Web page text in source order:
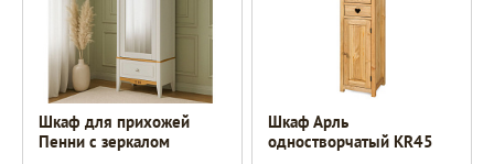
Шкаф для прихожей
Пенни с зеркалом
Шкаф Арль
одностворчатый KR45